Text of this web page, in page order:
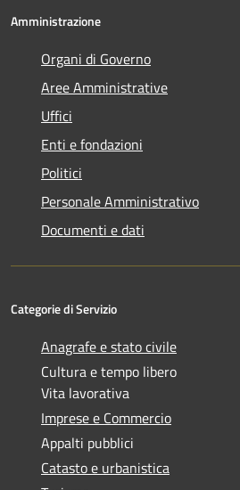
Amministrazione
Organi di Governo
Aree Amministrative
Uffici
Enti e fondazioni
Politici
Personale Amministrativo
Documenti e dati
Categorie di Servizio
Anagrafe e stato civile
Cultura e tempo libero
Vita lavorativa
Imprese e Commercio
Appalti pubblici
Catasto e urbanistica